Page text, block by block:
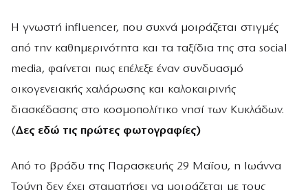
Η γνωστή influencer, που συχνά μοιράζεται στιγμές
από την καθημερινότητα και τα ταξίδια της στα social
media, φαίνεται πως επέλεξε έναν συνδυασμό
οικογενειακής χαλάρωσης και καλοκαιρινής
διασκέδασης στο κοσμοπολίτικο νησί των Κυκλάδων.
(Δες εδώ τις πρώτες φωτογραφίες)
Από το βράδυ της Παρασκευής 29 Μαΐου, η Ιωάννα
Τούνη δεν έχει σταματήσει να μοιράζεται με τους